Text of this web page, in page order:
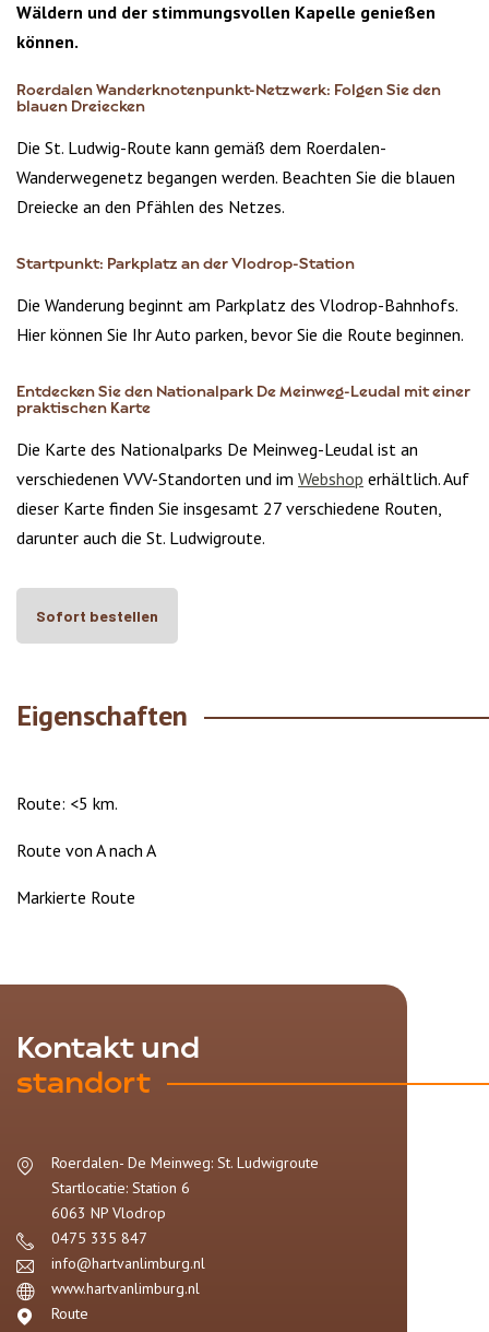
Wäldern und der stimmungsvollen Kapelle genießen
können.
Roerdalen Wanderknotenpunkt-Netzwerk: Folgen Sie den
blauen Dreiecken
Die St. Ludwig-Route kann gemäß dem Roerdalen-
Wanderwegenetz begangen werden. Beachten Sie die blauen
Dreiecke an den Pfählen des Netzes.
Startpunkt: Parkplatz an der Vlodrop-Station
Die Wanderung beginnt am Parkplatz des Vlodrop-Bahnhofs.
Hier können Sie Ihr Auto parken, bevor Sie die Route beginnen.
Entdecken Sie den Nationalpark De Meinweg-Leudal mit einer
praktischen Karte
Die Karte des Nationalparks De Meinweg-Leudal ist an
verschiedenen VVV-Standorten und im Webshop erhältlich. Auf
dieser Karte finden Sie insgesamt 27 verschiedene Routen,
darunter auch die St. Ludwigroute.
Sofort bestellen
Eigenschaften
Route: <5 km.
Route von A nach A
Markierte Route
Kontakt und
standort
Roerdalen- De Meinweg: St. Ludwigroute
Startlocatie: Station 6
6063 NP Vlodrop
0475 335 847
info@hartvanlimburg.nl
www.hartvanlimburg.nl
Route